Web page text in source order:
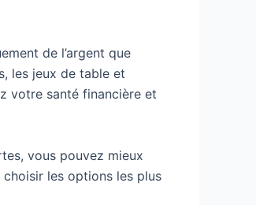
de l’argent que
les jeux de table et
votre santé financière et
vous pouvez mieux
les options les plus